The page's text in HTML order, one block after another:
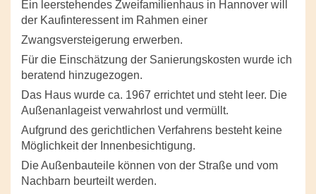
Ein leerstehendes Zweifamilienhaus in Hannover will
der Kaufinteressent im Rahmen einer
Zwangsversteigerung erwerben.
Für die Einschätzung der Sanierungskosten wurde ich
beratend hinzugezogen.
Das Haus wurde ca. 1967 errichtet und steht leer. Die
Außenanlageist verwahrlost und vermüllt.
Aufgrund des gerichtlichen Verfahrens besteht keine
Möglichkeit der Innenbesichtigung.
Die Außenbauteile können von der Straße und vom
Nachbarn beurteilt werden.